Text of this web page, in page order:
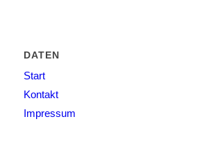
DATEN
Start
Kontakt
Impressum